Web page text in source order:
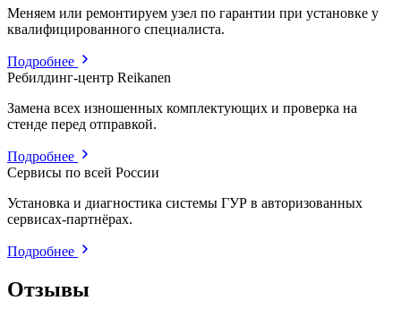
Меняем или ремонтируем узел по гарантии при установке у
квалифицированного специалиста.
Подробнее
Ребилдинг-центр Reikanen
Замена всех изношенных комплектующих и проверка на
стенде перед отправкой.
Подробнее
Сервисы по всей России
Установка и диагностика системы ГУР в авторизованных
сервисах-партнёрах.
Подробнее
Отзывы